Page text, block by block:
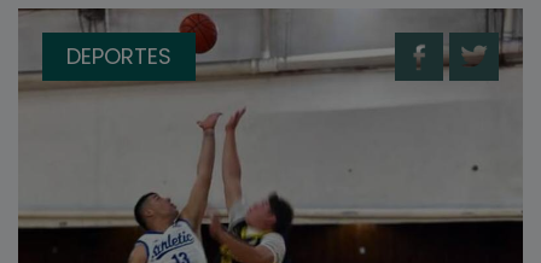
DEPORTES